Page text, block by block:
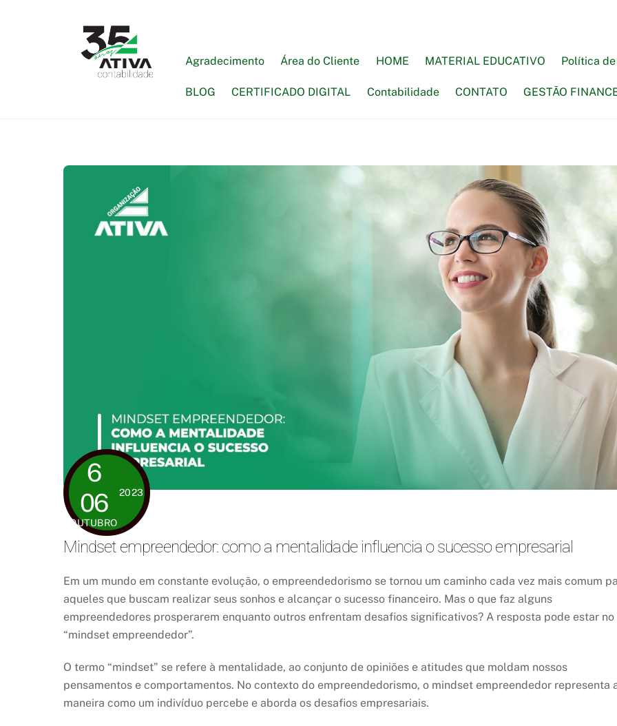
Agradecimento
Área do Cliente HOME MATERIAL EDUCATIVO Política
BLOG CERTIFICADO DIGITAL Contabilidade CONTATO GESTÃO
6
06
OUTUBRO
2023
Mindset empreendedor: como a mentalidade influencia o sucesso empresarial
Em um mundo em constante evolução, o empreendedorismo se tornou um caminho cada vez mais comum
aqueles que buscam realizar seus sonhos e alcançar o sucesso financeiro. Mas o que faz alguns
empreendedores prosperarem enquanto outros enfrentam desafios significativos? A resposta pode estar no
“mindset empreendedor”.
O termo “mindset” se refere à mentalidade, ao conjunto de opiniões e atitudes que moldam nossos
pensamentos e comportamentos. No contexto do empreendedorismo, o mindset empreendedor representa
maneira como um indivíduo percebe e aborda os desafios empresariais.